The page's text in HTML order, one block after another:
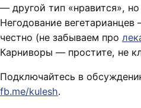
— другой тип «нравится»,
Негодование
честно (не забываем про
Карниворы — простите, не
Подключайтесь в
fb.me/kulesh.